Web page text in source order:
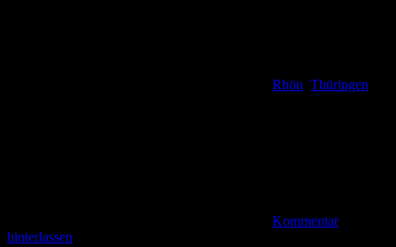
Rhön Thüringen
Kommentar
hinterlassen